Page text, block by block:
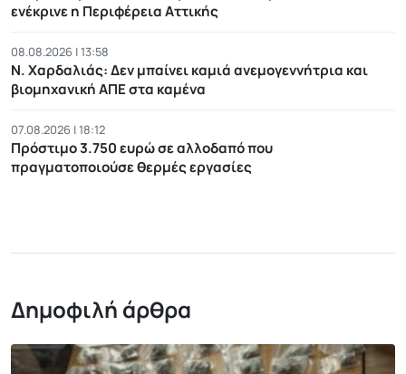
ενέκρινε η Περιφέρεια Αττικής
08.08.2026 | 13:58
Ν. Χαρδαλιάς: Δεν μπαίνει καμιά ανεμογεννήτρια και
βιομηχανική ΑΠΕ στα καμένα
07.08.2026 | 18:12
Πρόστιμο 3.750 ευρώ σε αλλοδαπό που
πραγματοποιούσε θερμές εργασίες
Δημοφιλή άρθρα